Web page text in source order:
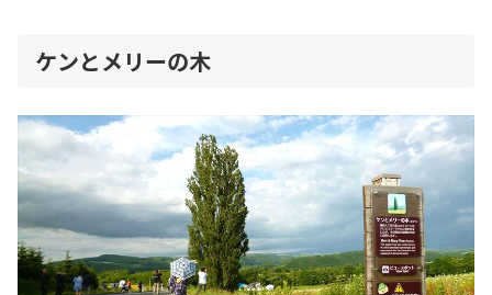
ケンとメリーの木